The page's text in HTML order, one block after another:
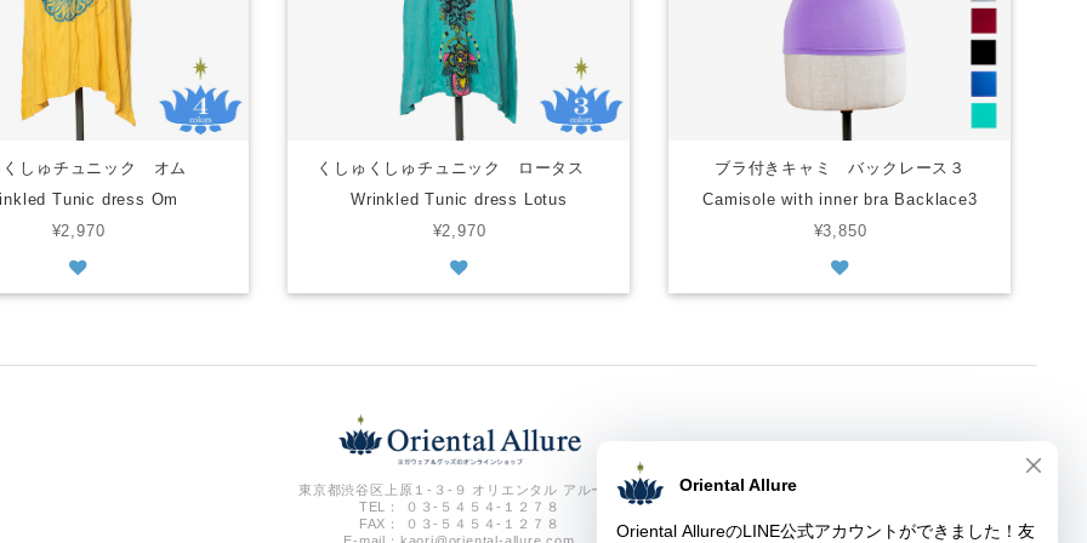
くしゅチュニック オム
Tunic dress Om
¥2,970
くしゅくしゅチュニック ロータス
Wrinkled Tunic dress Lotus
¥2,970
ブラ付きキャミ バックレース３
Camisole with inner bra Backlace3
¥3,850
東京都渋谷区上原１-３-９ オリエンタル アルーア
TEL： ０３-５４５４-１２７８
FAX： ０３-５４５４-１２７８